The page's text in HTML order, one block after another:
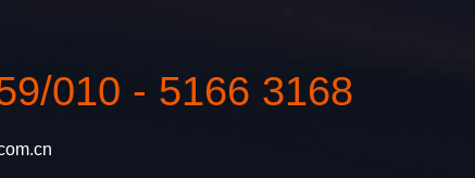
010 - 5166 3168